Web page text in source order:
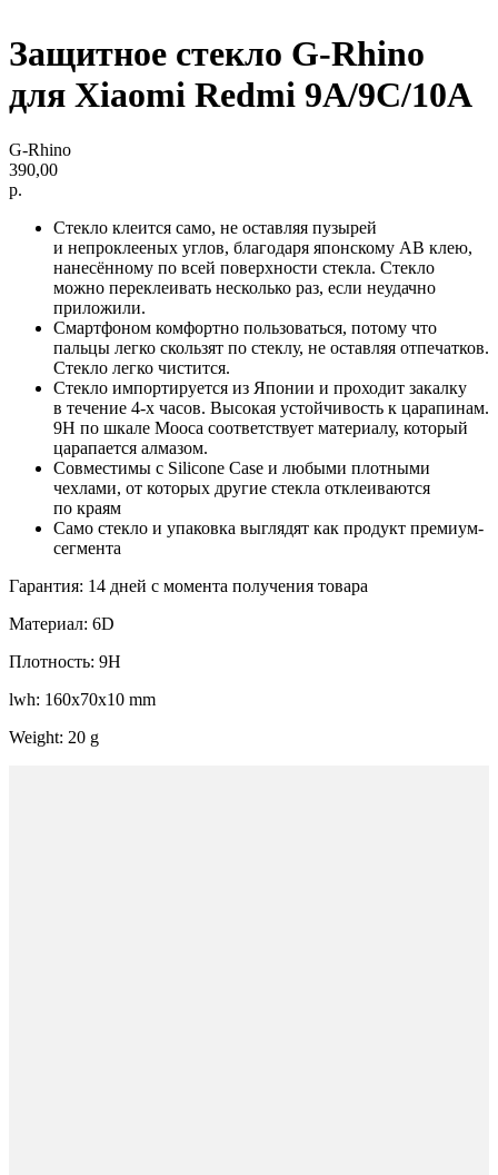
Защитное стекло G-Rhino
для Xiaomi Redmi 9A/9C/10A
G-Rhino
390,00
р.
Стекло клеится само, не оставляя пузырей
и непроклееных углов, благодаря японскому AB клею,
нанесённому по всей поверхности стекла. Стекло
можно переклеивать несколько раз, если неудачно
приложили.
Смартфоном комфортно пользоваться, потому что
пальцы легко скользят по стеклу, не оставляя отпечатков.
Стекло легко чистится.
Стекло импортируется из Японии и проходит закалку
в течение 4-х часов. Высокая устойчивость к царапинам.
9H по шкале Мооса соответствует материалу, который
царапается алмазом.
Совместимы с Silicone Case и любыми плотными
чехлами, от которых другие стекла отклеиваются
по краям
Само стекло и упаковка выглядят как продукт премиум-
сегмента
Гарантия: 14 дней с момента получения товара
Материал: 6D
Плотность: 9H
lwh: 160x70x10 mm
Weight: 20 g